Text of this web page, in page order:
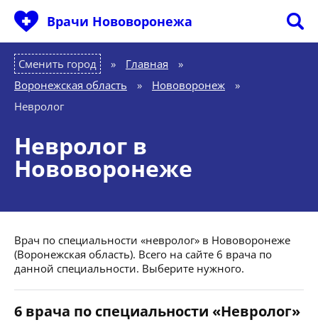
Врачи Нововоронежа
Сменить город Главная
»
Воронежская область
» Нововоронеж
»
Невролог
Невролог в
Нововоронеже
Врач по специальности «невролог» в Нововоронеже
(Воронежская область). Всего на сайте 6 врача по
данной специальности. Выберите нужного.
6 врача по специальности «Невролог»